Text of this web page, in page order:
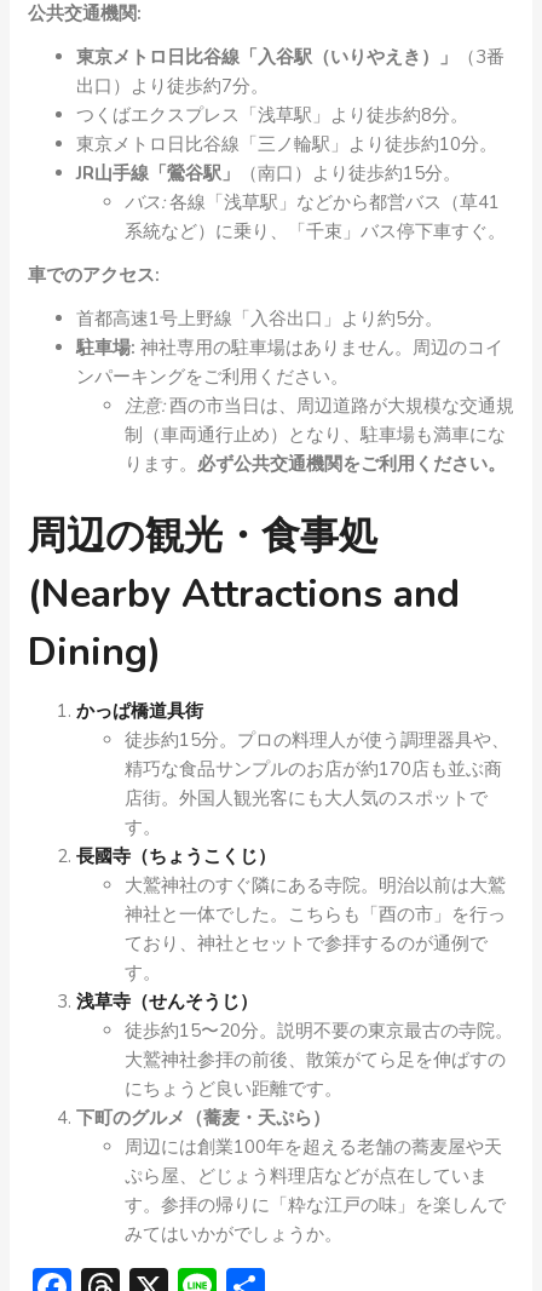
公共交通機関:
東京メトロ日比谷線「入谷駅（いりやえき）」
（3番
出口）より徒歩約7分。
つくばエクスプレス「浅草駅」より徒歩約8分。
東京メトロ日比谷線「三ノ輪駅」より徒歩約10分。
JR山手線「鶯谷駅」
（南口）より徒歩約15分。
バス:各線「浅草駅」などから都営バス（草41
系統など）に乗り、「千束」バス停下車すぐ。
車でのアクセス:
首都高速1号上野線「入谷出口」より約5分。
駐車場: 神社専用の駐車場はありません。周辺のコイ
ンパーキングをご利用ください。
注意:酉の市当日は、周辺道路が大規模な交通規
制（車両通行止め）となり、駐車場も満車にな
ります。 必ず公共交通機関をご利用ください。
周辺の観光・食事処
(Nearby Attractions and
Dining)
かっぱ橋道具街
徒歩約15分。プロの料理人が使う調理器具や、
精巧な食品サンプルのお店が約170店も並ぶ商
店街。外国人観光客にも大人気のスポットで
す。
長國寺（ちょうこくじ）
大鷲神社のすぐ隣にある寺院。明治以前は大鷲
神社と一体でした。こちらも「酉の市」を行っ
ており、神社とセットで参拝するのが通例で
す。
浅草寺（せんそうじ）
徒歩約15〜20分。説明不要の東京最古の寺院。
大鷲神社参拝の前後、散策がてら足を伸ばすの
にちょうど良い距離です。
下町のグルメ（蕎麦・天ぷら）
周辺には創業100年を超える老舗の蕎麦屋や天
ぷら屋、どじょう料理店などが点在していま
す。参拝の帰りに「粋な江戸の味」を楽しんで
みてはいかがでしょうか。